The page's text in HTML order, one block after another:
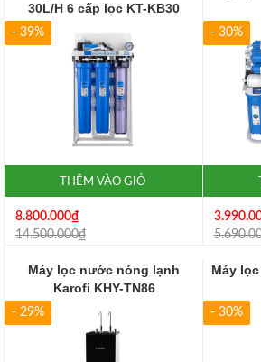
30L/H 6 cấp lọc KT-KB30
- 39%
THÊM VÀO GIỎ
8.800.000₫
14.500.000₫
- 30%
Máy lọc nước nóng lạnh
Karofi KHY-TN86
- 29%
Máy
- 30%